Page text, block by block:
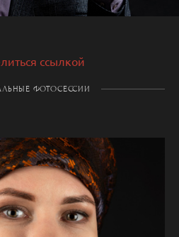
ссылкой
ФОТОСЕССИИ